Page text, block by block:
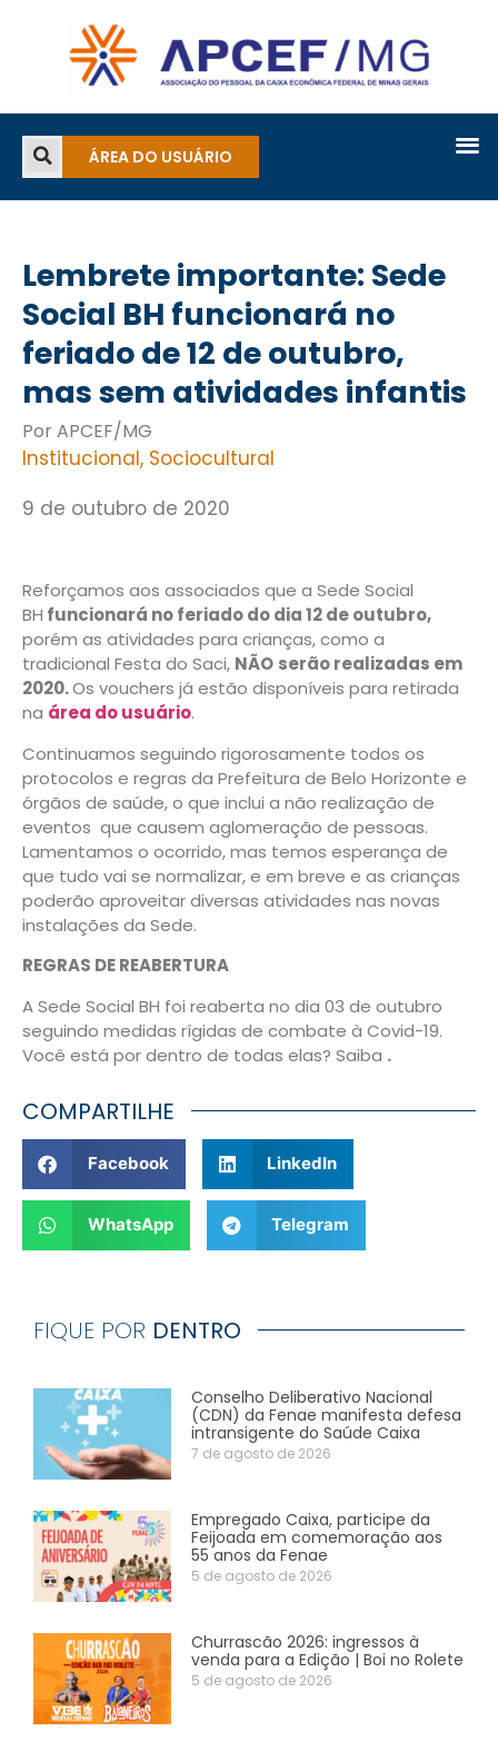
ÁREA DO USUÁRIO
Lembrete importante: Sede
Social BH funcionará no
feriado de 12 de outubro,
mas sem atividades infantis
Por APCEF/MG
Institucional, Sociocultural
9 de outubro de 2020
Reforçamos aos associados que a Sede Social
BH funcionará no feriado do dia 12 de outubro,
porém as atividades para crianças, como a
tradicional Festa do Saci, NÃO serão realizadas em
2020.Os vouchers já estão disponíveis para retirada
na área do usuário.
Continuamos seguindo rigorosamente todos os
protocolos e regras da Prefeitura de Belo Horizonte e
órgãos de saúde, o que inclui a não realização de
eventos que causem aglomeração de pessoas.
Lamentamos o ocorrido, mas temos esperança de
que tudo vai se normalizar, e em breve e as crianças
poderão aproveitar diversas atividades nas novas
instalações da Sede.
REGRAS DE REABERTURA
A Sede Social BH foi reaberta no dia 03 de outubro
seguindo medidas rígidas de combate à Covid-19.
Você está por dentro de todas elas? Saiba .
COMPARTILHE
Facebook LinkedIn
WhatsApp Telegram
FIQUE POR DENTRO
Conselho Deliberativo Nacional
(CDN) da Fenae manifesta defesa
intransigente do Saúde Caixa
7 de agosto de 2026
Empregado Caixa, participe da
Feijoada em comemoração aos
55 anos da Fenae
5 de agosto de 2026
Churrascão 2026: ingressos à
venda para a Edição | Boi no Rolete
5 de agosto de 2026